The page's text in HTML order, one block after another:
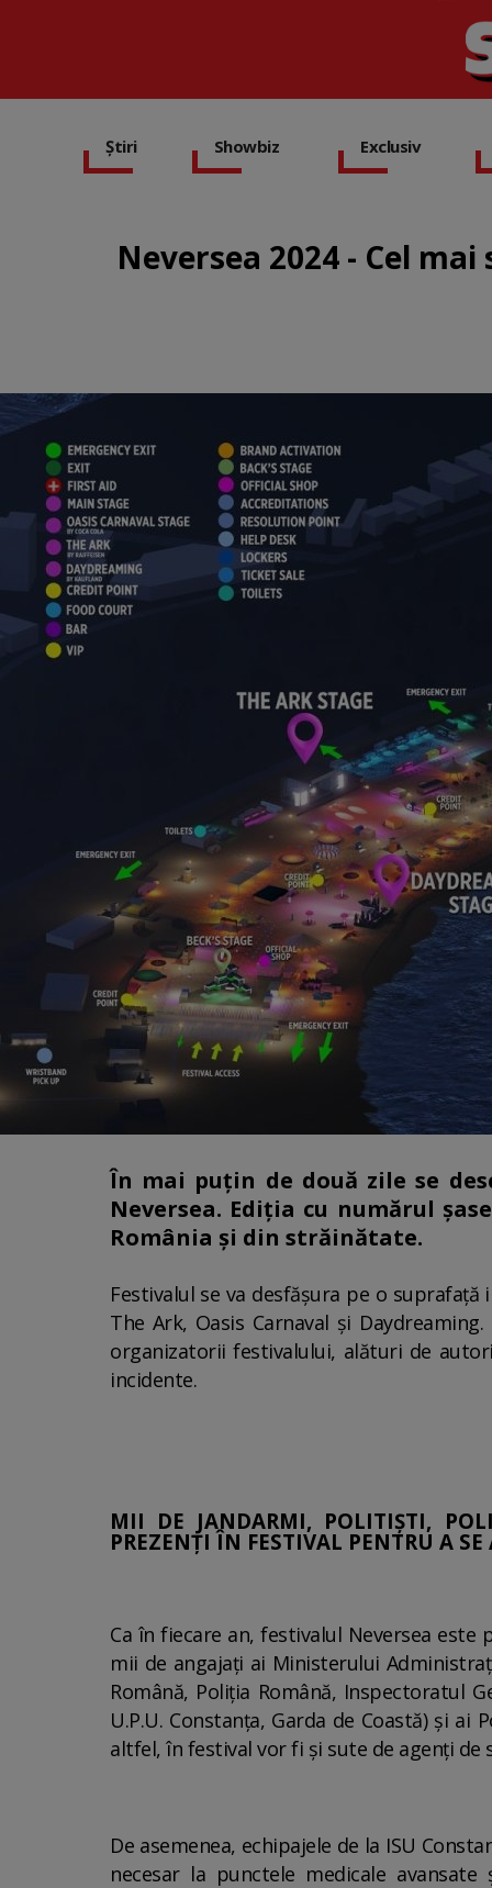
Știri Showbiz Exclusiv
Neversea 2024 - Cel
În mai puțin de două zile se
Neversea. Ediția cu numărul
România și din străinătate.
Festivalul se va desfășura pe o
The Ark, Oasis Carnaval și
organizatorii festivalului, alături de
incidente.
MII DE JANDARMI, POLITIȘTI,
PREZENȚI ÎN FESTIVAL PENTRU A
Ca în fiecare an, festivalul Neversea
mii de angajați ai Ministerului
Română, Poliția Română, Inspectoratul
U.P.U. Constanța, Garda de Coastă) și
altfel, în festival vor fi și sute de agenți de
De asemenea, echipajele de la ISU
necesar la punctele medicale